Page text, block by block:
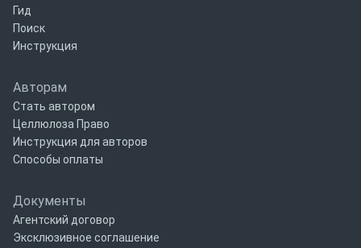
Гид
Поиск
Инструкция
Авторам
Стать автором
Целлюлоза Право
Инструкция для авторов
Способы оплаты
Документы
Агентский договор
Эксклюзивное соглашение